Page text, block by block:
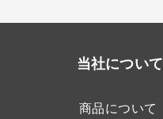
当社について
商品について